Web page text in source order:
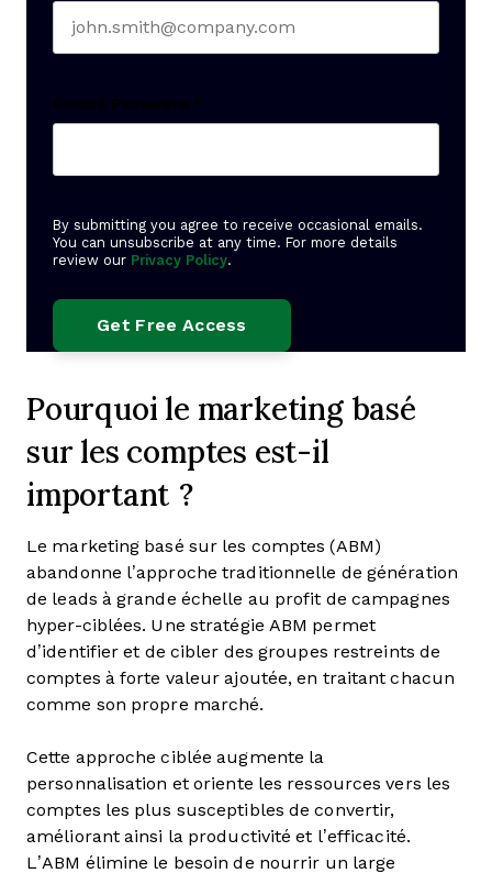
Create Password *
By submitting you agree to receive occasional emails.
You can unsubscribe at any time. For more details
review our Privacy Policy.
Pourquoi le marketing basé
sur les comptes est-il
important ?
Le marketing basé sur les comptes (ABM)
abandonne l’approche traditionnelle de génération
de leads à grande échelle au profit de campagnes
hyper-ciblées. Une stratégie ABM permet
d’identifier et de cibler des groupes restreints de
comptes à forte valeur ajoutée, en traitant chacun
comme son propre marché.
Cette approche ciblée augmente la
personnalisation et oriente les ressources vers les
comptes les plus susceptibles de convertir,
améliorant ainsi la productivité et l’efficacité.
L’ABM élimine le besoin de nourrir un large